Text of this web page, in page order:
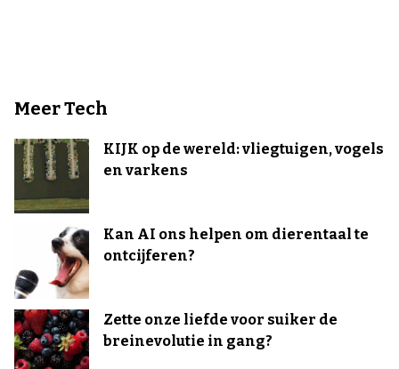
Meer Tech
KIJK op de wereld: vliegtuigen, vogels
en varkens
Kan AI ons helpen om dierentaal te
ontcijferen?
Zette onze liefde voor suiker de
breinevolutie in gang?